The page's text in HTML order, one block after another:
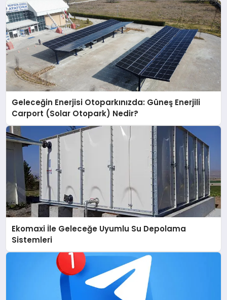
Geleceğin Enerjisi Otoparkınızda: Güneş Enerjili
Carport (Solar Otopark) Nedir?
Ekomaxi İle Geleceğe Uyumlu Su Depolama
Sistemleri